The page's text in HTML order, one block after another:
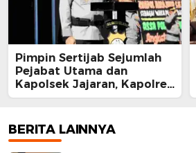
Pimpin Sertijab Sejumlah
Pejabat Utama dan
Kapolsek Jajaran, Kapolres
Barru Harap Perkuat
BERITA LAINNYA